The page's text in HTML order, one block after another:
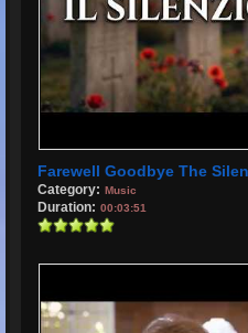
Farewell Goodbye The
Category: Music
Duration: 00:03:51